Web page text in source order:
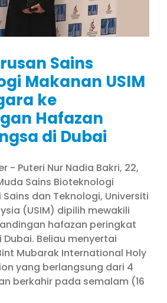
Sains
Makanan USIM
ke
Hafazan
di Dubai
- Puteri Nur Nadia Bakri, 22,
Sains Bioteknologi
dan Teknologi, Universiti
(USIM) dipilih mewakili
hafazan peringkat
Beliau menyertai
Mubarak International Holy
yang berlangsung dari 4
berkahir pada semalam (16